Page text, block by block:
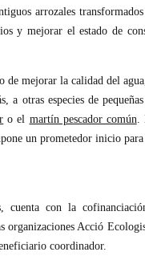
arrozales
y mejorar el estado de
de mejorar la calidad del
otras especies de
o el martín pescador común.
un prometedor inicio
cuenta con la
organizaciones Acció
coordinador.